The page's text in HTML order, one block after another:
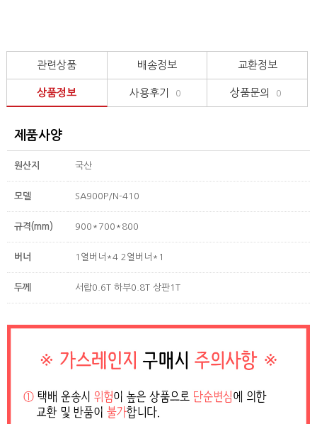
관련상품 배송정보 교환정보
상품정보 사용후기 0 상품문의 0
제품사양
원산지 국산
모델 SA900P/N-410
규격(mm) 900*700*800
버너 1열버너*4 2열버너*1
두께 서랍0.6T 하부0.8T 상판1T